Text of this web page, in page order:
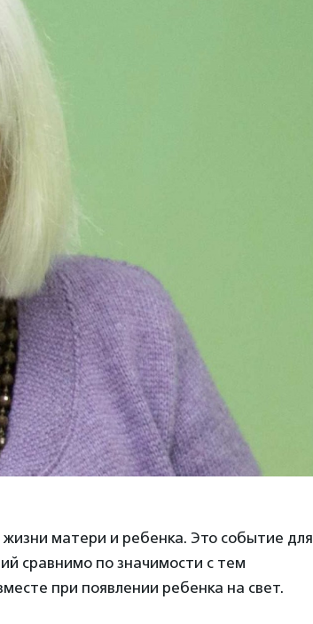
матери и ребенка. Это событие для
сравнимо по значимости с тем
при появлении ребенка на свет.